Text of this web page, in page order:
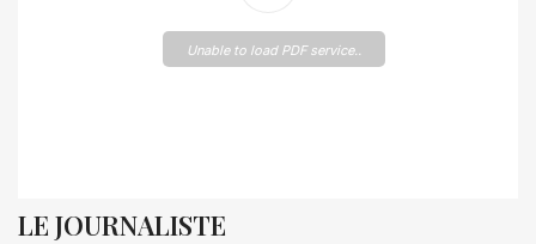
Unable to load PDF service..
LE JOURNALISTE